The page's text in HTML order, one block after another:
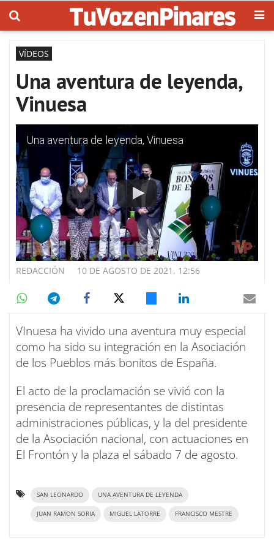
VÍDEOS
Una aventura de leyenda,
Vinuesa
Una aventura de leyenda, Vinuesa
10 DE AGOSTO DE 2021, 12:56
REDACCIÓN
VInuesa ha vivido una aventura muy especial
como ha sido su integración en la Asociación
de los Pueblos más bonitos de España.
El acto de la proclamación se vivió con la
presencia de representantes de distintas
administraciones públicas, y la del presidente
de la Asociación nacional, con actuaciones en
El Frontón y la plaza el sábado 7 de agosto.
SAN LEONARDO UNA AVENTURA DE LEYENDA
JUAN RAMON SORIA MIGUEL LATORRE FRANCISCO MESTRE